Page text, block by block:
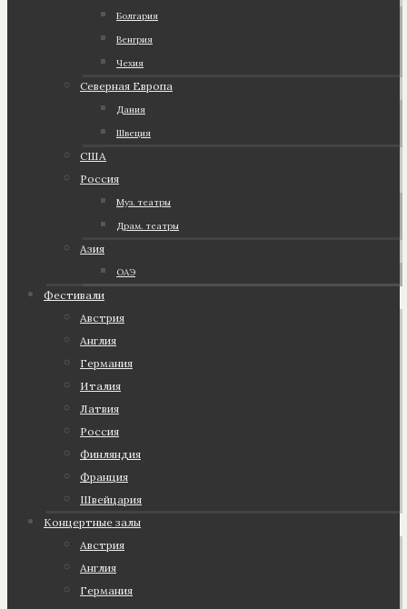
Болгария
Венгрия
Чехия
Северная Европа
Дания
Швеция
США
Россия
Муз. театры
Драм. театры
Азия
ОАЭ
Фестивали
Австрия
Англия
Германия
Италия
Латвия
Россия
Финляндия
Франция
Швейцария
Концертные залы
Австрия
Англия
Германия